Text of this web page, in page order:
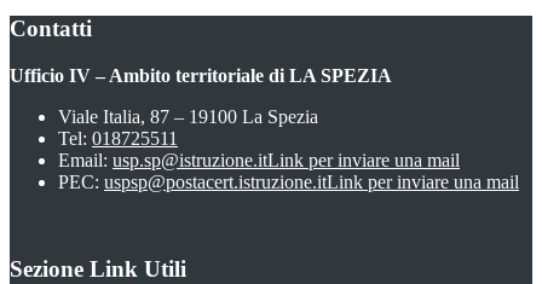
Contatti
Ufficio IV – Ambito territoriale di LA SPEZIA
Viale Italia, 87 – 19100 La Spezia
Tel: 018725511
Email: usp.sp@istruzione.itLink per inviare una mail
PEC: uspsp@postacert.istruzione.itLink per inviare una mail
Sezione Link Utili